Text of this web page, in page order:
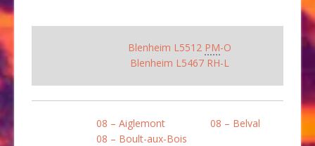
Blenheim L5512 PM-O
Blenheim L5467 RH-L
08 – Aiglemont
08 – Belval
08 – Boult-aux-Bois